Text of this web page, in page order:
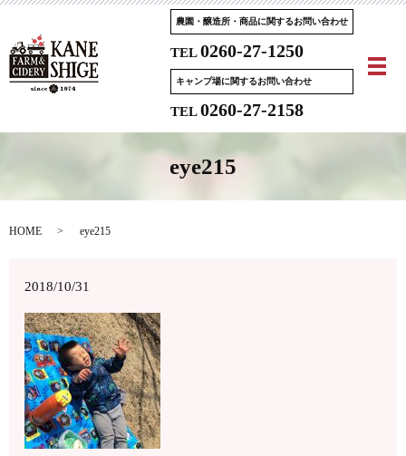
農園・醸造所・商品に関するお問い合わせ
TEL0260-27-1250
キャンプ場に関するお問い合わせ
TEL0260-27-2158
メ
eye215
HOME eye215
2018/10/31